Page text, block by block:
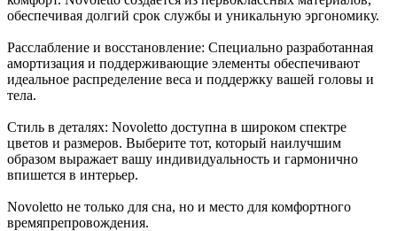
обеспечивая долгий срок службы и уникальную эргономику.
Расслабление и восстановление: Специально разработанная
амортизация и поддерживающие элементы обеспечивают
идеальное распределение веса и поддержку вашей головы и
тела.
Стиль в деталях: Novoletto доступна в широком спектре
цветов и размеров. Выберите тот, который наилучшим
образом выражает вашу индивидуальность и гармонично
впишется в интерьер.
Novoletto не только для сна, но и место для комфортного
времяпрепровождения.